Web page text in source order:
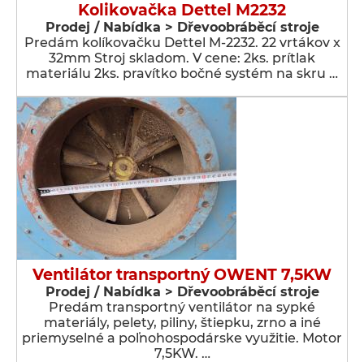
Kolikovačka Dettel M2232
Prodej / Nabídka > Dřevoobráběcí stroje
Predám kolíkovačku Dettel M-2232. 22 vrtákov x
32mm Stroj skladom. V cene: 2ks. prítlak
materiálu 2ks. pravítko bočné systém na skru …
Ventilátor transportný OWENT 7,5KW
Prodej / Nabídka > Dřevoobráběcí stroje
Predám transportný ventilátor na sypké
materiály, pelety, piliny, štiepku, zrno a iné
priemyselné a poľnohospodárske využitie. Motor
7,5KW. …